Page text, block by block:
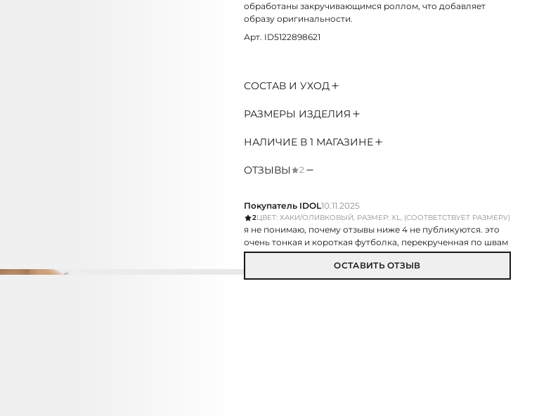
обработаны закручивающимся роллом, что добавляет
образу оригинальности.
Арт. ID5122898621
СОСТАВ И УХОД
РАЗМЕРЫ ИЗДЕЛИЯ
НАЛИЧИЕ В 1 МАГАЗИНЕ
ОТЗЫВЫ 2
Покупатель IDOL10.11.2025
2ЦВЕТ: ХАКИ/ОЛИВКОВЫЙ, РАЗМЕР: XL, (СООТВЕТСТВУЕТ РАЗМЕРУ)
я не понимаю, почему отзывы ниже 4 не публикуются. это
очень тонкая и короткая футболка, перекрученная по швам
ОСТАВИТЬ ОТЗЫВ